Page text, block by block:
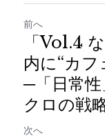
前へ
「Vol.4
内に“カフ
─「日常
クロの戦
次へ